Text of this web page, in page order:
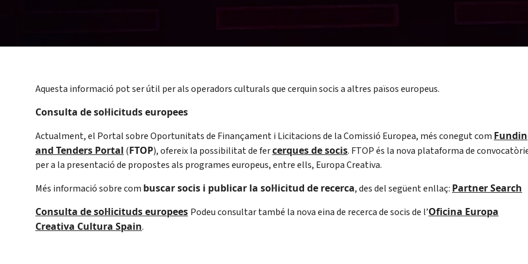
Aquesta informació pot ser útil per als operadors culturals que cerquin socis a altres països europeus.
Consulta de sol·licituds europees
Actualment, el Portal sobre Oportunitats de Finançament i Licitacions de la Comissió Europea, més conegut com
and Tenders Portal (FTOP), ofereix la possibilitat de fercerques de socis. FTOP és la nova plataforma de
per a la presentació de propostes als programes europeus, entre ells, Europa Creativa.
Més informació sobre com buscar socis i publicar la sol·licitud de recerca, des del següent enllaç: Partner Search
Consulta de sol·licituds europees Podeu consultar també la nova eina de recerca de socis de l’Oficina Europa
Creativa Cultura Spain.